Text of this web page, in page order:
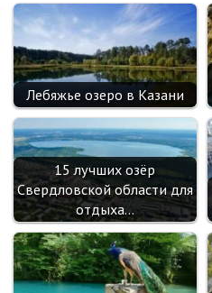
Лебяжье озеро в Казани
15 лучших озёр
Свердловской области для
отдыха…